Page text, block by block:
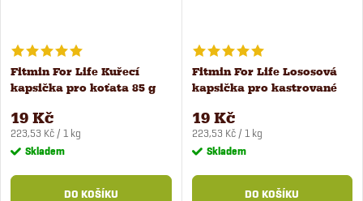
Fitmin For Life Kuřecí
kapsička pro koťata 85 g
19 Kč
Měrná
cena:
223,53 Kč / 1 kg
Skladem
DO KOŠÍKU
Fitmin For Life Lososová
kapsička pro kastrované
19 Kč
Měrná
cena:
223,53 Kč / 1 kg
Skladem
DO KOŠÍKU